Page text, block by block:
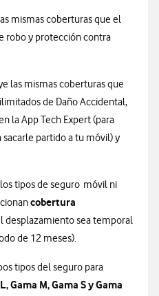
mismas coberturas que el
robo y protección contra
las mismas coberturas que
de Daño Accidental,
la App Tech Expert (para
partido a tu móvil) y
tipos de seguro móvil ni
cobertura
desplazamiento sea temporal
de 12 meses).
tipos del seguro para
Gama M, Gama S y Gama